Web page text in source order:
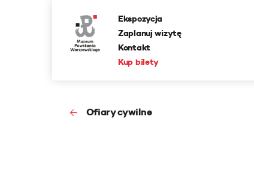
Ekspozycja
Zaplanuj wizytę
Kontakt
Kup bilety
Ofiary cywilne